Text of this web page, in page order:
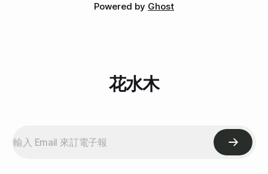
Powered by Ghost
花水木